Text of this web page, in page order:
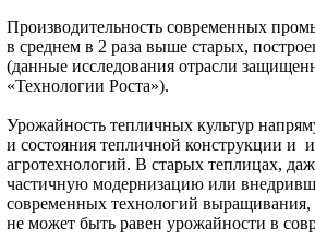
Производительность современных
в среднем в 2 раза выше старых,
(данные исследования отрасли
«Технологии Роста»).
Урожайность тепличных культур
и состояния тепличной конструкции и
агротехнологий. В старых теплицах,
частичную модернизацию или
современных технологий выращивания,
не может быть равен урожайности в